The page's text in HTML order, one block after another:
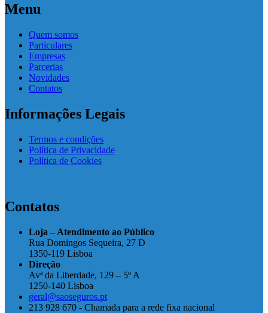
Menu
Quem somos
Particulares
Empresas
Parcerias
Novidades
Contatos
Informações Legais
Termos e condições
Política de Privacidade
Política de Cookies
Contatos
Loja – Atendimento ao Público
Rua Domingos Sequeira, 27 D
1350-119 Lisboa
Direção
Avª da Liberdade, 129 – 5º A
1250-140 Lisboa
geral@saoseguros.pt
213 928 670 - Chamada para a rede fixa nacional